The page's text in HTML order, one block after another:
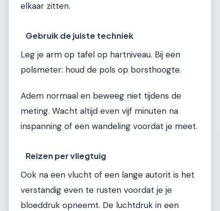
elkaar zitten.
Gebruik de juiste techniek
Leg je arm op tafel op hartniveau. Bij een
polsmeter: houd de pols op borsthoogte.
Adem normaal en beweeg niet tijdens de
meting. Wacht altijd even vijf minuten na
inspanning of een wandeling voordat je meet.
Reizen per vliegtuig
Ook na een vlucht of een lange autorit is het
verstandig even te rusten voordat je je
bloeddruk opneemt. De luchtdruk in een